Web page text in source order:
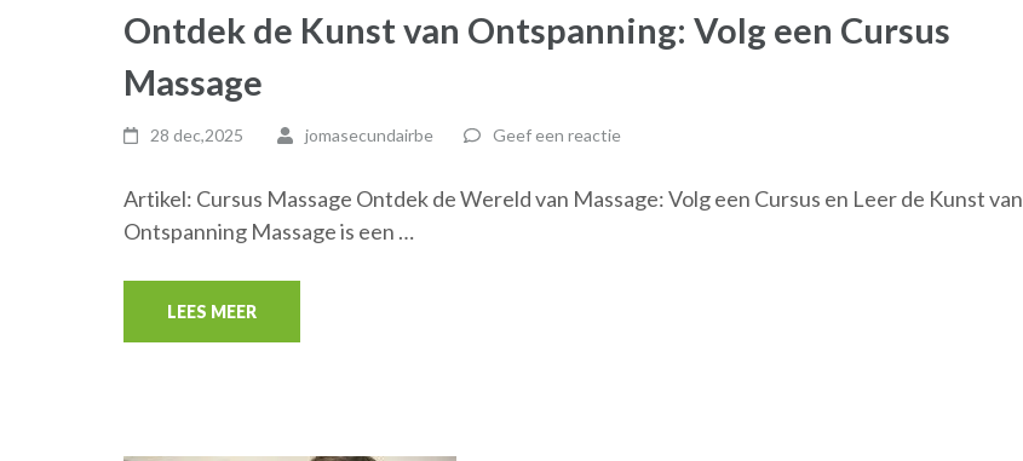
Ontdek de Kunst van Ontspanning: Volg een Cursus
Massage
28 dec,2025 jomasecundairbe Geef een reactie
Artikel: Cursus Massage Ontdek de Wereld van Massage: Volg een Cursus en Leer de Kunst van
Ontspanning Massage is een …
LEES MEER